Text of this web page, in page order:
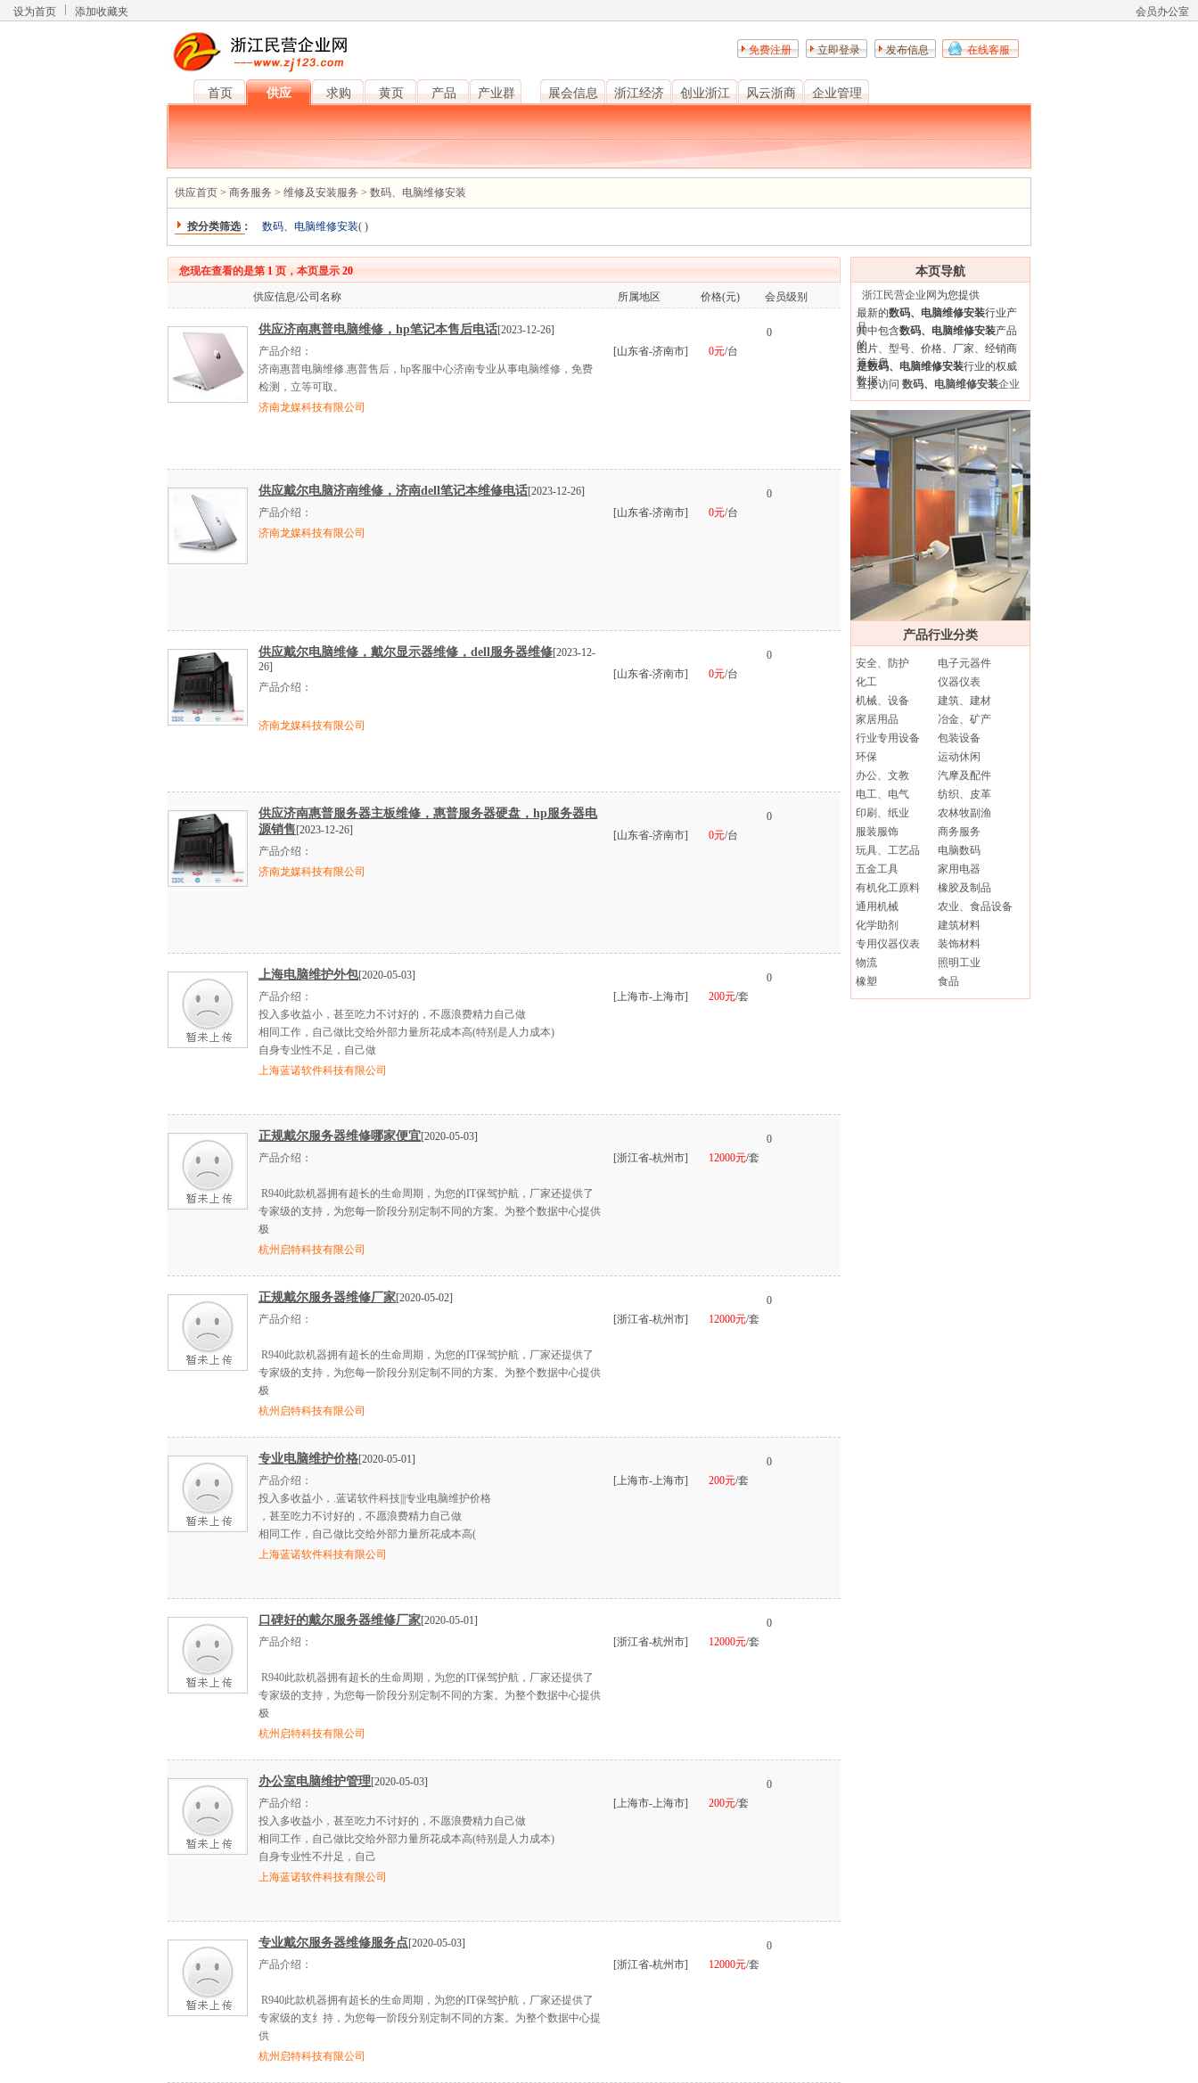
设为首页 添加收藏夹 会员办公室
免费注册 立即登录 发布信息 在线客服
首页 供应 求购 黄页 产品 产业群 展会信息 浙江经济 创业浙江 风云浙商 企业管理
供应首页 > 商务服务 > 维修及安装服务 > 数码、电脑维修安装
按分类筛选： 数码、电脑维修安装( )
您现在查看的是第 1 页，本页显示 20
供应信息/公司名称 所属地区 价格(元) 会员级别
供应济南惠普电脑维修，hp笔记本售后电话[2023-12-26]
产品介绍：
济南惠普电脑维修.惠普售后，hp客服中心济南专业从事电脑维修，免费
检测，立等可取。
济南龙媒科技有限公司
[山东省-济南市] 0元/台
0
供应戴尔电脑济南维修，济南dell笔记本维修电话[2023-12-26]
产品介绍：
济南龙媒科技有限公司
[山东省-济南市] 0元/台
0
供应戴尔电脑维修，戴尔显示器维修，dell服务器维修[2023-12-
26]
产品介绍：
济南龙媒科技有限公司
[山东省-济南市] 0元/台
0
供应济南惠普服务器主板维修，惠普服务器硬盘，hp服务器电
源销售 [2023-12-26]
产品介绍：
济南龙媒科技有限公司
[山东省-济南市] 0元/台
0
上海电脑维护外包[2020-05-03]
产品介绍：
投入多收益小，甚至吃力不讨好的，不愿浪费精力自己做
相同工作，自己做比交给外部力量所花成本高(特别是人力成本)
自身专业性不足，自己做
上海蓝诺软件科技有限公司
[上海市-上海市] 200元/套
0
正规戴尔服务器维修哪家便宜[2020-05-03]
产品介绍：
R940此款机器拥有超长的生命周期，为您的IT保驾护航，厂家还提供了
专家级的支持，为您每一阶段分别定制不同的方案。为整个数据中心提供
极
杭州启特科技有限公司
[浙江省-杭州市] 12000元/套
0
正规戴尔服务器维修厂家[2020-05-02]
产品介绍：
R940此款机器拥有超长的生命周期，为您的IT保驾护航，厂家还提供了
专家级的支持，为您每一阶段分别定制不同的方案。为整个数据中心提供
极
杭州启特科技有限公司
[浙江省-杭州市] 12000元/套
0
专业电脑维护价格[2020-05-01]
产品介绍：
投入多收益小，.蓝诺软件科技|||专业电脑维护价格
，甚至吃力不讨好的，不愿浪费精力自己做
相同工作，自己做比交给外部力量所花成本高(
上海蓝诺软件科技有限公司
[上海市-上海市] 200元/套
0
口碑好的戴尔服务器维修厂家[2020-05-01]
产品介绍：
R940此款机器拥有超长的生命周期，为您的IT保驾护航，厂家还提供了
专家级的支持，为您每一阶段分别定制不同的方案。为整个数据中心提供
极
杭州启特科技有限公司
[浙江省-杭州市] 12000元/套
0
办公室电脑维护管理[2020-05-03]
产品介绍：
投入多收益小，甚至吃力不讨好的，不愿浪费精力自己做
相同工作，自己做比交给外部力量所花成本高(特别是人力成本)
自身专业性不廾足，自己
上海蓝诺软件科技有限公司
[上海市-上海市] 200元/套
0
专业戴尔服务器维修服务点[2020-05-03]
产品介绍：
R940此款机器拥有超长的生命周期，为您的IT保驾护航，厂家还提供了
专家级的支纟持，为您每一阶段分别定制不同的方案。为整个数据中心提
供
杭州启特科技有限公司
[浙江省-杭州市] 12000元/套
0
本页导航
浙江民营企业网 为您提供
最新的数码、电脑维修安装行业产
品
其中包含数码、电脑维修安装产品
的
图片、型号、价格、厂家、经销商
等信息
是数码、电脑维修安装行业的权威
数据
直接访问 数码、电脑维修安装企业
产品行业分类
安全、防护
电子元器件
化工
仪器仪表
机械、设备
建筑、建材
家居用品
冶金、矿产
行业专用设备
包装设备
环保
运动休闲
办公、文教
汽摩及配件
电工、电气
纺织、皮革
印刷、纸业
农林牧副渔
服装服饰
商务服务
玩具、工艺品
电脑数码
五金工具
家用电器
有机化工原料
橡胶及制品
通用机械
农业、食品设备
化学助剂
建筑材料
专用仪器仪表
装饰材料
物流
照明工业
橡塑
食品